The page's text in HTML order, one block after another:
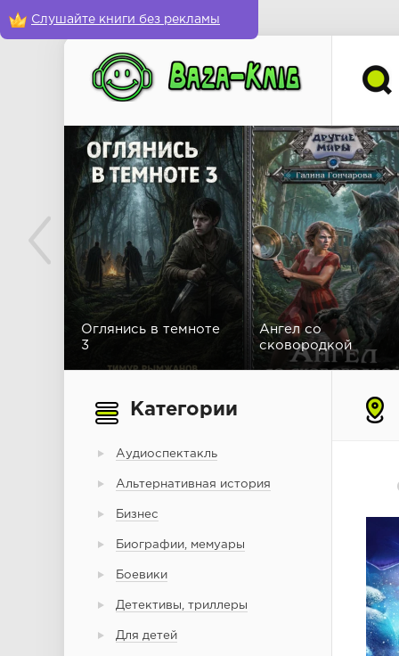
Слушайте книги без рекламы
Оглянись в темноте
3
Ангел со
сковородкой
Категории
Аудиоспектакль
Альтернативная история
Бизнес
Биографии, мемуары
Боевики
Детективы, триллеры
Для детей